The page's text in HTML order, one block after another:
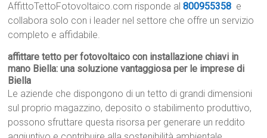
AffittoTettoFotovoltaico.com risponde al800955358 e
collabora solo con i leader nel settore che offre un servizio
completo e affidabile.
affittare tetto per fotovoltaico con installazione chiavi in
mano Biella: una soluzione vantaggiosa per le imprese di
Biella
Le aziende che dispongono di un tetto di grandi dimensioni
sul proprio magazzino, deposito o stabilimento produttivo,
possono sfruttare questa risorsa per generare un reddito